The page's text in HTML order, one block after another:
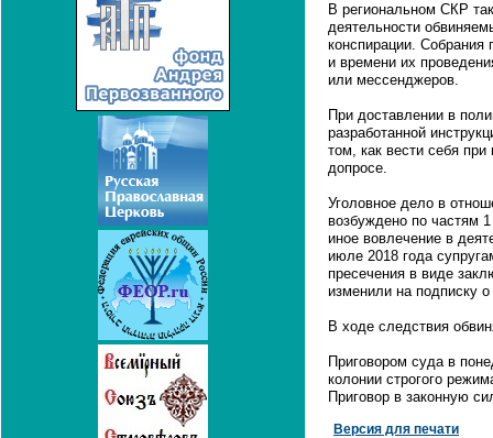
В региональном СКР
деятельности
конспирации. Собрания
и времени их
или мессенджеров.
При доставлении в
разработанной
том, как вести себя
допросе.
Уголовное дело в
возбуждено по частям
иное вовлечение в
июле 2018 года
пресечения в виде
изменили на подписку
В ходе следствия
Приговором суда в
колонии строгого
Приговор в законную
Версия для печати